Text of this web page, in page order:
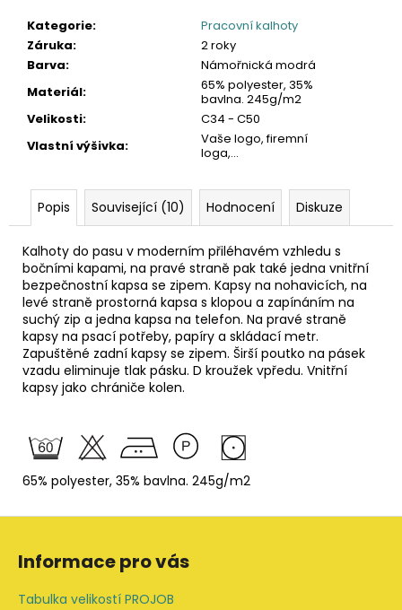
Kategorie:
Pracovní kalhoty
Záruka:
2 roky
Barva:
Námořnická modrá
Materiál:
65% polyester, 35%
bavlna. 245g/m2
Velikosti:
C34 - C50
Vlastní výšivka:
Vaše logo, firemní
loga,...
Popis Související (10) Hodnocení Diskuze
Kalhoty do pasu v moderním přiléhavém vzhledu s
bočními kapami, na pravé straně pak také jedna vnitřní
bezpečnostní kapsa se zipem. Kapsy na nohavicích, na
levé straně prostorná kapsa s klopou a zapínáním na
suchý zip a jedna kapsa na telefon. Na pravé straně
kapsy na psací potřeby, papíry a skládací metr.
Zapuštěné zadní kapsy se zipem. Širší poutko na pásek
vzadu eliminuje tlak pásku. D kroužek vpředu. Vnitřní
kapsy jako chrániče kolen.
65% polyester, 35% bavlna. 245g/m2
Informace pro vás
Tabulka velikostí PROJOB